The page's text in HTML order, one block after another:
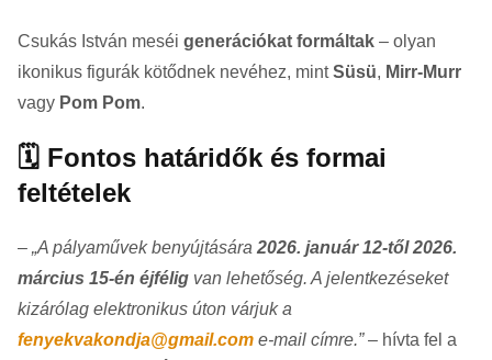
Csukás István meséi generációkat formáltak – olyan
ikonikus figurák kötődnek nevéhez, mintSüsü, Mirr-Murr
vagy Pom Pom.
🗓️ Fontos határidők és formai
feltételek
– „A pályaművek benyújtására 2026. január 12-től 2026.
március 15-én éjfélig van lehetőség. A jelentkezéseket
kizárólag elektronikus úton várjuk a
fenyekvakondja@gmail.com e-mail címre.”– hívta fel a